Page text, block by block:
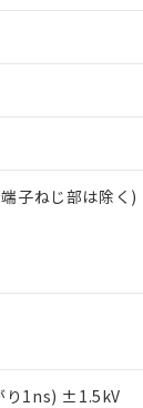
子ねじ部は除く)
り1ns) ±1.5kV
および標準価
となる商品も
時点での社内
とは異なる場
たはお客様担当
者に漏洩また
だくには、I-
トについて、
に必要な範囲
下、
ブチルベンジル（
を確認しています。
あります。
ことを示します
ることを示します
。
ポリ臭化ジフェ
BBP(フタル酸ブチ
を示します。
法に定める商
輸出許可(また
違法に輸出さ
および3の内容を
出するおそれ
キャンセ
引先、またはお
い機種